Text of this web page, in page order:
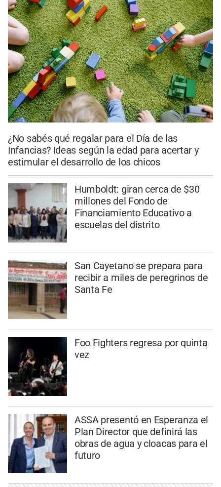
¿No sabés qué regalar para el Día de las
Infancias? Ideas según la edad para acertar y
estimular el desarrollo de los chicos
Humboldt: giran cerca de $30
millones del Fondo de
Financiamiento Educativo a
escuelas del distrito
San Cayetano se prepara para
recibir a miles de peregrinos de
Santa Fe
Foo Fighters regresa por quinta
vez
ASSA presentó en Esperanza el
Plan Director que definirá las
obras de agua y cloacas para el
futuro